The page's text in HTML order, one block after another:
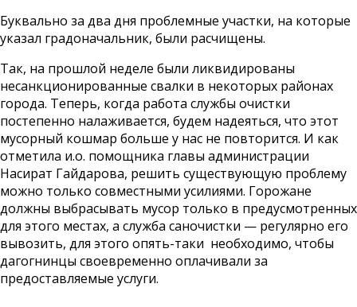
Буквально за два дня проблемные участки, на которые
указал градоначальник, были расчищены.
Так, на прошлой неделе были ликвидированы
несанкционированные свалки в некоторых районах
города. Теперь, когда работа службы очистки
постепенно налаживается, будем надеяться, что этот
мусорный кошмар больше у нас не повторится. И как
отметила и.о. помощника главы администрации
Насират Гайдарова, решить существующую проблему
можно только совместными усилиями. Горожане
должны выбрасывать мусор только в предусмотренных
для этого местах, а служба саночистки — регулярно его
вывозить, для этого опять-таки необходимо, чтобы
дагогнинцы своевременно оплачивали за
предоставляемые услуги.